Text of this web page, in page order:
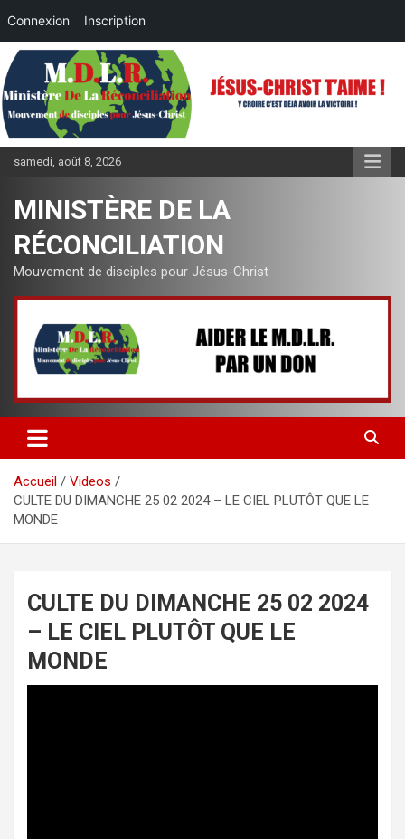
Connexion Inscription
Aller
au
contenu
samedi, août 8, 2026
MINISTÈRE DE LA
RÉCONCILIATION
Mouvement de disciples pour Jésus-Christ
Accueil
Videos
CULTE DU DIMANCHE 25 02 2024 – LE CIEL PLUTÔT QUE LE
MONDE
CULTE DU DIMANCHE 25 02 2024
– LE CIEL PLUTÔT QUE LE
MONDE